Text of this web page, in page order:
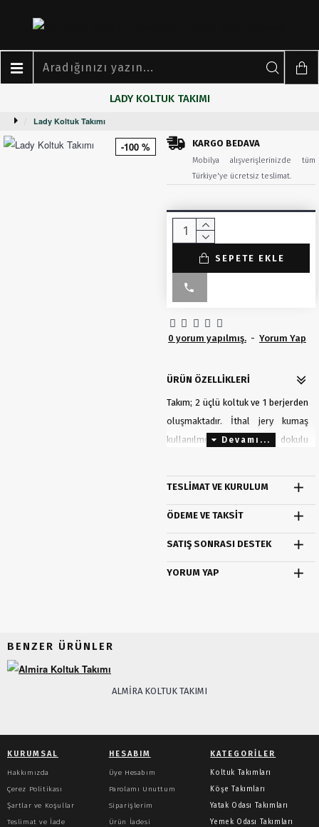
Lady Koltuk Takımı
LADY KOLTUK TAKIMI
-100 % KARGO BEDAVA
Mobilya alışverişlerinizde tüm
Türkiye'ye ücretsiz teslimat.
0 yorum yapılmış. - Yorum Yap
SEPETE EKLE
ÜRÜN ÖZELLIKLERI
Takım; 2 üçlü koltuk ve 1 berjerden
oluşmaktadır. İthal jery kumaş
kullanılmıştır. Yumuşak dokulu
malzemesi olarak fırınlanmış
gürgen ağacıdır. Oturum minderi
malzemesinde 35 HR yumuşak
sünger kullanılmıştır. Sırt minderi
%50 boncuk silikon elyaf, %50
kırpıntı süngerden üretilmiştir.
TESLIMAT VE KURULUM
ÖDEME VE TAKSIT
SATIŞ SONRASI DESTEK
YORUM YAP
BENZER ÜRÜNLER
ALMIRA KOLTUK TAKIMI
KURUMSAL
Hakkımızda
Çerez Politikası
Şartlar ve Koşullar
Teslimat ve İade
HESABIM
Üye Hesabım
Parolamı Unuttum
Siparişlerim
Ürün İadesi
KATEGORILER
Koltuk Takımları
Köşe Takımları
Yatak Odası Takımları
Yemek Odası Takımları